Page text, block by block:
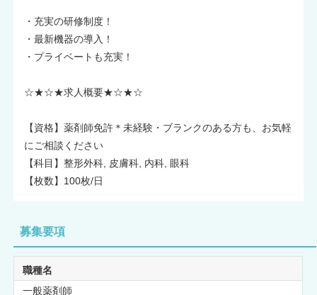
・充実の研修制度！
・最新機器の導入！
・プライベートも充実！
☆★☆★求人概要★☆★☆
【資格】薬剤師免許＊未経験・ブランクのある方も、お気軽
にご相談ください
【科目】整形外科, 皮膚科, 内科, 眼科
【枚数】100枚/日
募集要項
職種名
一般薬剤師